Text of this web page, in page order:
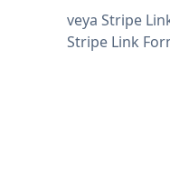
veya Stripe
Stripe Link